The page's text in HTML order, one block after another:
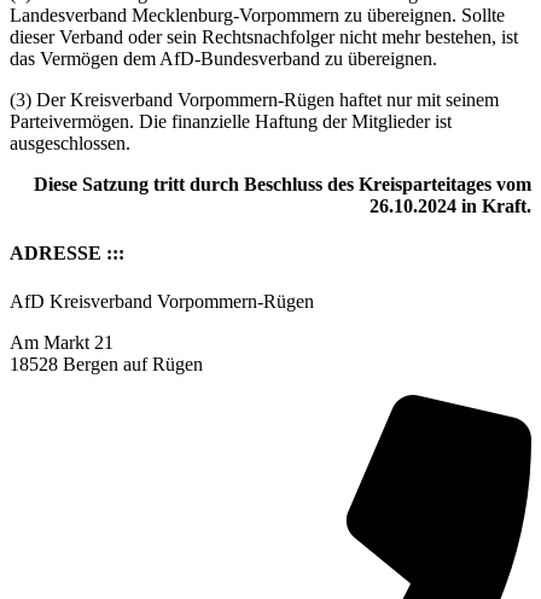
Landesverband Mecklenburg-Vorpommern zu übereignen. Sollte
dieser Verband oder sein Rechtsnachfolger nicht mehr bestehen, ist
das Vermögen dem AfD-Bundesverband zu übereignen.
(3) Der Kreisverband Vorpommern-Rügen haftet nur mit seinem
Parteivermögen. Die finanzielle Haftung der Mitglieder ist
ausgeschlossen.
Diese Satzung tritt durch Beschluss des Kreisparteitages vom
26.10.2024 in Kraft.
ADRESSE :::
AfD Kreisverband Vorpommern-Rügen
Am Markt 21
18528 Bergen auf Rügen